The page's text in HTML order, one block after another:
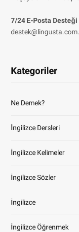
7/24 E-Posta Desteği
Kategoriler
Ne Demek?
İngilizce Dersleri
İngilizce Kelimeler
İngilizce Sözler
İngilizce
İngilizce Öğrenmek